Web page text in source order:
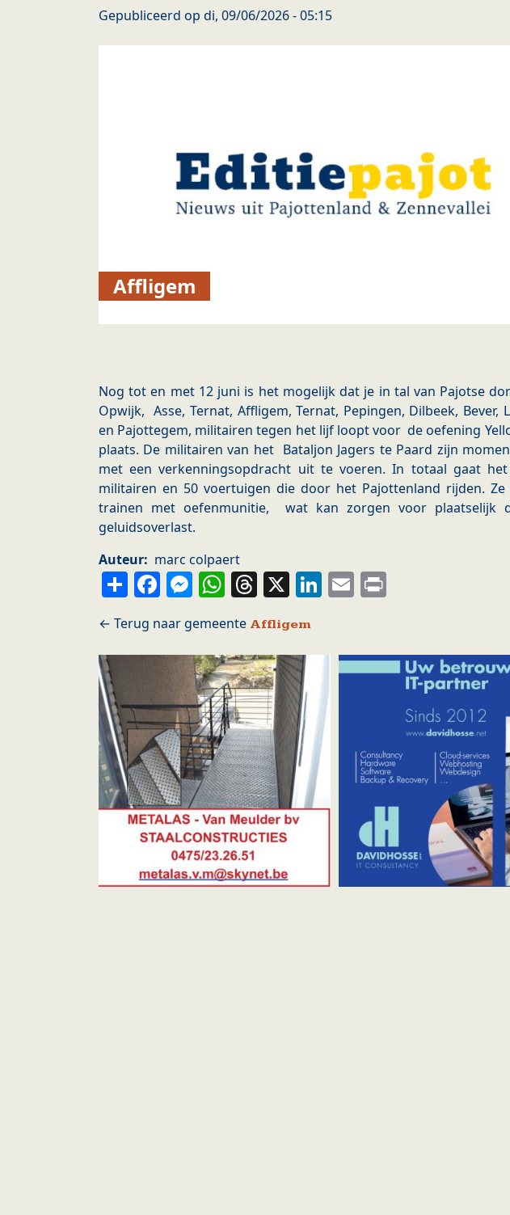
Gepubliceerd op di, 09/06/2026 - 05:15
Affligem
Nog tot en met 12 juni is het mogelijk dat je in tal van Pajotse
Opwijk, Asse, Ternat, Affligem, Ternat, Pepingen, Dilbeek, Bever,
en Pajottegem, militairen tegen het lijf loopt voor de oefening
plaats. De militairen van het Bataljon Jagers te Paard zijn
met een verkenningsopdracht uit te voeren. In totaal gaat
militairen en 50 voertuigen die door het Pajottenland rijden. Ze
trainen met oefenmunitie, wat kan zorgen voor plaatselijk
geluidsoverlast.
Auteur
marc colpaert
ShareFacebook
Messenger
WhatsApp
Threads
X LinkedIn
Email
Affligem